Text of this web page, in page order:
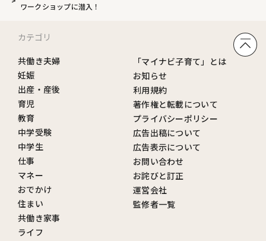
ワークショップに潜入！
カテゴリ
共働き夫婦
妊娠
出産・産後
育児
教育
中学受験
中学生
仕事
マネー
おでかけ
住まい
共働き家事
ライフ
「マイナビ子育て」とは
お知らせ
利用規約
著作権と転載について
プライバシーポリシー
広告出稿について
広告表示について
お問い合わせ
お詫びと訂正
運営会社
監修者一覧